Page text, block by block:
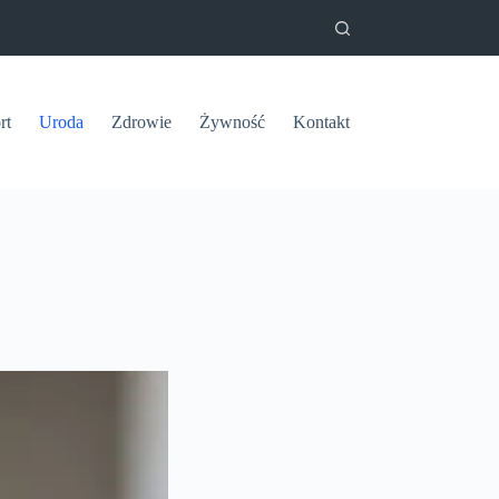
Uroda Zdrowie Żywność Kontakt